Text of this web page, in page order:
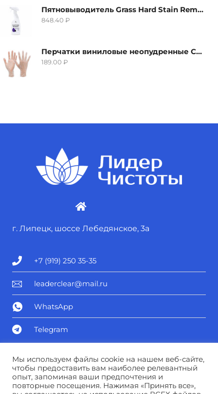
Пятновыводитель Grass Hard Stain Remover, 600мл
848.40 ₽
Перчатки виниловые неопудренные CTP-BS, размер S
189.00 ₽
г. Липецк, шоссе Лебедянское, 3а
+7 (919) 250 35-35
leaderclear@mail.ru
WhatsApp
Telegram
Политика конфиденциальности
Соглашение о персональных данных
Мы используем файлы cookie на нашем веб-сайте,
чтобы предоставить вам наиболее релевантный
опыт, запоминая ваши предпочтения и
повторные посещения. Нажимая «Принять все»,